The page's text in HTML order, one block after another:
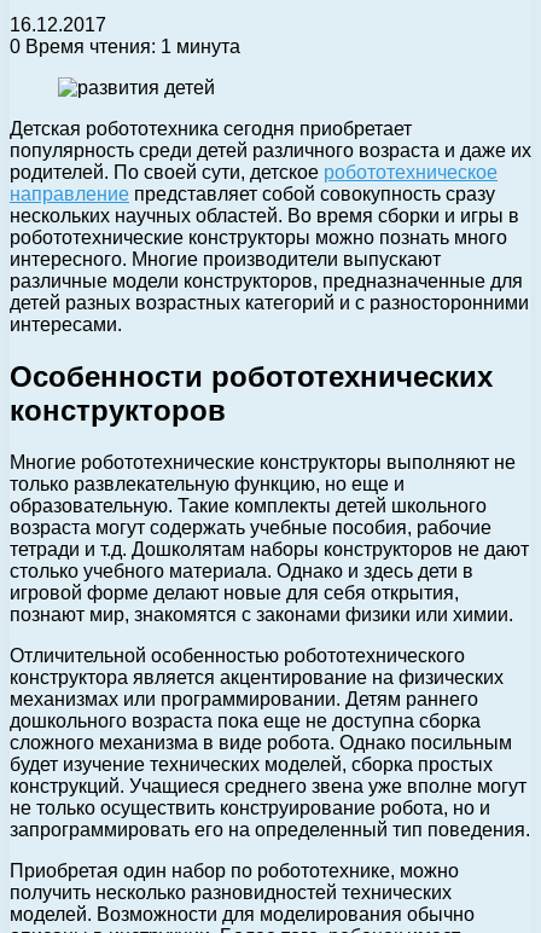
16.12.2017
0 Время чтения: 1 минута
Детская робототехника сегодня приобретает
популярность среди детей различного возраста и даже их
родителей. По своей сути, детское робототехническое
направление представляет собой совокупность сразу
нескольких научных областей. Во время сборки и игры в
робототехнические конструкторы можно познать много
интересного. Многие производители выпускают
различные модели конструкторов, предназначенные для
детей разных возрастных категорий и с разносторонними
интересами.
Особенности робототехнических
конструкторов
Многие робототехнические конструкторы выполняют не
только развлекательную функцию, но еще и
образовательную. Такие комплекты детей школьного
возраста могут содержать учебные пособия, рабочие
тетради и т.д. Дошколятам наборы конструкторов не дают
столько учебного материала. Однако и здесь дети в
игровой форме делают новые для себя открытия,
познают мир, знакомятся с законами физики или химии.
Отличительной особенностью робототехнического
конструктора является акцентирование на физических
механизмах или программировании. Детям раннего
дошкольного возраста пока еще не доступна сборка
сложного механизма в виде робота. Однако посильным
будет изучение технических моделей, сборка простых
конструкций. Учащиеся среднего звена уже вполне могут
не только осуществить конструирование робота, но и
запрограммировать его на определенный тип поведения.
Приобретая один набор по робототехнике, можно
получить несколько разновидностей технических
моделей. Возможности для моделирования обычно